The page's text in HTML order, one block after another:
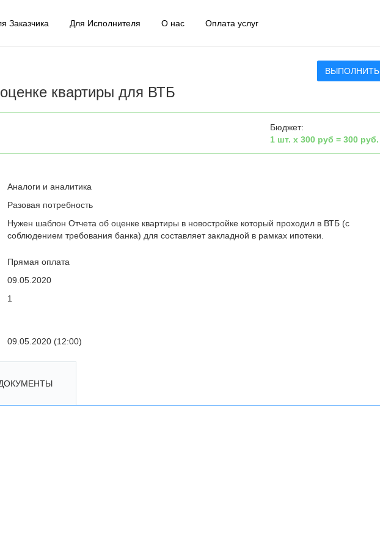
Заказчика Для Исполнителя О нас Оплата услуг
ВЫПОЛНИТЬ
квартиры для ВТБ
Бюджет:
1 шт. х 300 руб = 300 руб.
Аналоги и аналитика
Разовая потребность
Нужен шаблон Отчета об оценке квартиры в новостройке который проходил в ВТБ (с
соблюдением требования банка) для составляет закладной в рамках ипотеки.
Прямая оплата
09.05.2020
1
09.05.2020 (12:00)